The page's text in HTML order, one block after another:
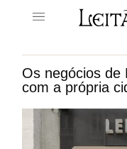
Os negócios de
com a própria